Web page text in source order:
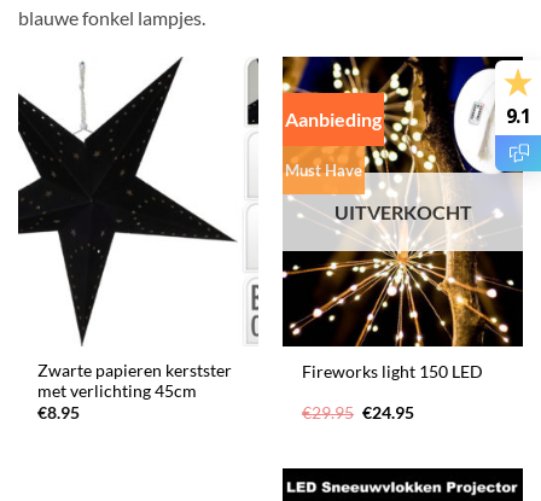
blauwe fonkel lampjes.
Zwarte papieren kerstster
met verlichting 45cm
€8.95
Aanbieding
Must Have
UITVERKOCHT
Fireworks light 150 LED
€29.95 Oorspronkelijke
€24.95Huidige
9.1